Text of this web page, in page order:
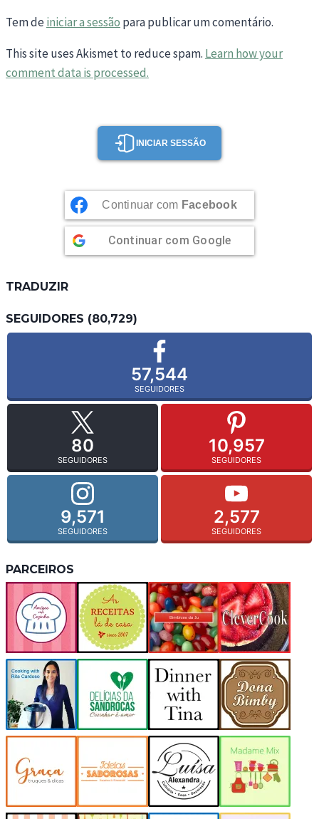
Tem deiniciar a sessão para publicar um comentário.
This site uses Akismet to reduce spam. Learn how your
comment data is processed.
INICIAR SESSÃO
Continuar com Facebook
Continuar com Google
TRADUZIR
SEGUIDORES (80,729)
57,544
SEGUIDORES
80
SEGUIDORES
10,957
SEGUIDORES
9,571
SEGUIDORES
2,577
SEGUIDORES
PARCEIROS